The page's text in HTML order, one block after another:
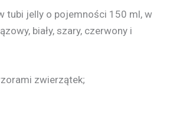
tubi jelly o pojemności 150 ml, w
biały, szary, czerwony i
zwierzątek;